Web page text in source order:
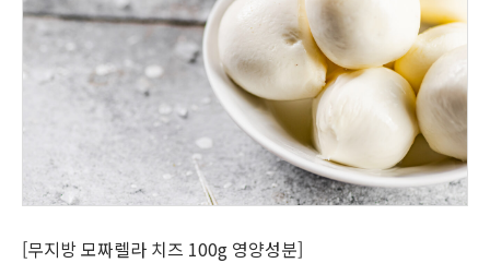
[무지방 모짜렐라 치즈 100g 영양성분]